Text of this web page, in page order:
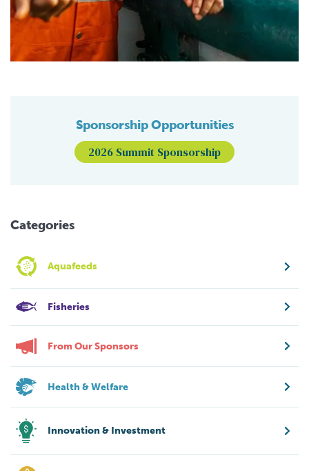
Sponsorship Opportunities
2026 Summit Sponsorship
Categories
Aquafeeds
Fisheries
From Our Sponsors
Health & Welfare
Innovation & Investment